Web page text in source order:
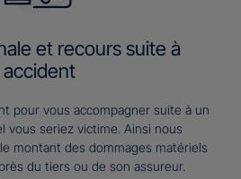
et recours suite à
accident
pour vous accompagner suite à un
vous seriez victime. Ainsi nous
montant des dommages matériels
du tiers ou de son assureur.